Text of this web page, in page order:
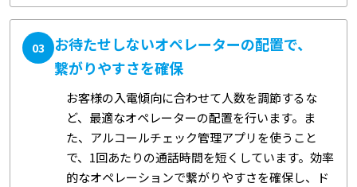
03
お待たせしないオペレーターの配置で、
繋がりやすさを確保
お客様の入電傾向に合わせて人数を調節するな
ど、最適なオペレーターの配置を行います。ま
た、アルコールチェック管理アプリを使うこと
で、1回あたりの通話時間を短くしています。効率
的なオペレーションで繋がりやすさを確保し、ド